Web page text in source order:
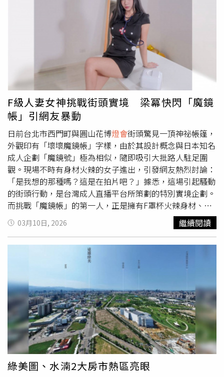
NCAT）。文化總會表示，近年積極拓展國際文化交流，例
如前往日本大阪舉辦台灣文化祭「TAIWAN PLUS 2025 台日
新風」，以及於芬蘭首都赫爾辛基舉辦「F:F:F–Formosa :
Finland : Fest.」金屬音樂節等活動，透過多元文化計畫與
國際合作平台，讓世界認識台灣。文總指出，正名後的全新
Logo由設計團隊BITO協力製作動畫，象徵以台灣為圓心，
在探索中畫出這片土地的故事，讓文化走向世界。未來文總
也將以National Cultural Association of Taiwan（簡稱
NCAT）的名稱，持續深化台灣文化的國際連結。
月，台灣7-ELEVEN迎接全民關注國際運動賽事熱潮、高雄
櫻花季登場、換季商機等，企劃多波段優惠活動、開發創新
話題商品，預計將推升相關業績，持續架構超越消費者期待
的生活服務平台。全家則指出，綜觀2月營運表現亮眼，主
要受惠持續展店、春節節慶連假，今年春節假期長達九天，
精準掌握年節需求提前展開佈局，福袋、年節禮盒、年菜等
相關業績皆有成長1至3成的好表現，輔以連假期間天氣晴暖
穩定，帶動返鄉出遊人潮活絡，整體買氣上揚，其中一般商
品的業績成長超過1成5，整體業績穩定向上。展望三月營
運，天氣漸暖，春季應景鮮食新品陸續上市，三月底會員點
數到期將推出多元兌點優惠活動，皆可望成為活絡會員、驅
動營收的動能。截至115年2月28日止，全家便利商店總店
舖數達4,463家。
F級人妻女神挑戰街頭實境 梁冪快閃「魔鏡
帳」引網友暴動
日前台北市西門町與圓山花博燈會街頭驚見一頂神祕帳篷，
外觀印有「壞壞魔鏡帳」字樣，由於其設計概念與日本知名
成人企劃「魔鏡號」極為相似，隨即吸引大批路人駐足圍
觀。現場不時有身材火辣的女子進出，引發網友熱烈討論：
「是我想的那種嗎？這是在拍片吧？」據悉，這場引起騷動
的街頭行動，是台灣成人直播平台所策劃的特別實境企劃。
而挑戰「魔鏡帳」的第一人，正是擁有F罩杯火辣身材、以
「人妻系」性感魅力著稱的本土AV女神梁冪。該企劃採取快
閃形式，利用封閉式帳篷在人潮洶湧的鬧區營造神祕刺激的
氛圍，成功掀起線上與線下的雙重話題。AV女神梁冪驚喜現
身西門町神秘帳篷，引起大批網友討論。（圖／翻攝自梁冪
IG）梁冪隨後也在社群上分享拍攝時的性感Reels與大膽限
示：「街頭實境真的很刺激，我一直想挑戰更有突破性的拍
攝方式。看到大家熱烈討論，我反而更興奮！」她也透露，
只要能帶給觀眾新鮮感，任何企劃都願意挑戰。梁冪也表
示，後續將在平台進行直播，親自與粉絲分享這次驚心動魄
的幕後故事與細節。
03月10日, 2026 繼續閱讀
綠美圖、水湳2大房市熱區亮眼